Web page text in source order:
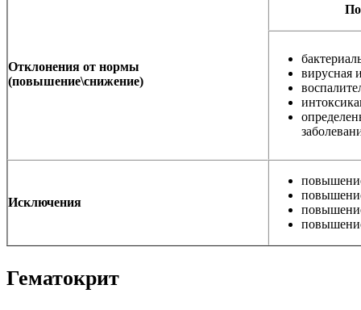
Отклонения от нормы
(повышение\снижение)
вирусная
Исключения
Гематокрит